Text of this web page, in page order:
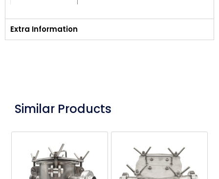
Extra Information
Similar Products